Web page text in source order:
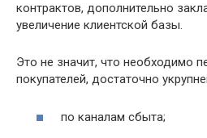
контрактов, дополнительно
увеличение клиентской базы.
Это не значит, что необходимо
покупателей, достаточно
по каналам сбыта;